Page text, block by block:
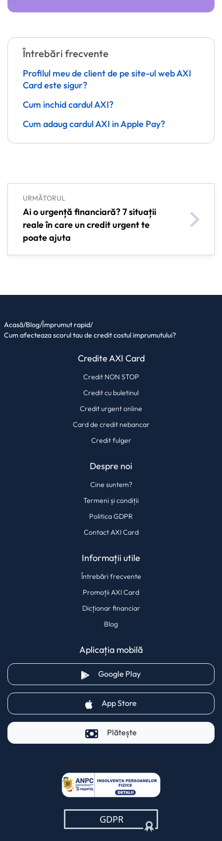
Întrebări frecvente
Profilul meu de client de pe site-ul web AXI
Card este sigur?
Cum inchid cardul AXI?
Cum adaug cardul AXI in Apple Pay?
URMĂTORUL
Ai o urgență financiară? 7 situații
reale în care un credit urgent te
poate ajuta
Acasă/Blog/Împrumut rapid/
Cum afecteaza scorul tau de credit costul imprumutului?
Credite AXI Card
Credit NON STOP
Credit cu buletinul
Credit urgent online
Card de credit nebancar
Credit fulger
Despre noi
Cine suntem?
Termeni și condiții
Politica GDPR
Contact AXI Card
Informații utile
Întrebări frecvente
Promoții AXI Card
Dicționar financiar
Blog
Aplicația mobilă
Google Play(opens in a new tab)
App Store
Plătește
Pentru clienții AXI Card
(opens in a new